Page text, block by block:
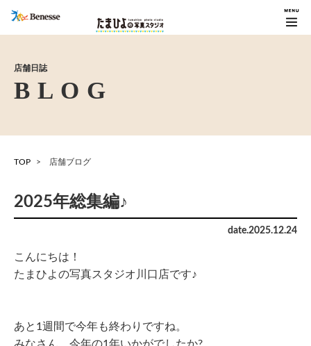
店舗日誌
TOP 店舗ブログ
2025年総集編♪
date.2025.12.24
こんにちは！
たまひよの写真スタジオ川口店です♪
あと1週間で今年も終わりですね。